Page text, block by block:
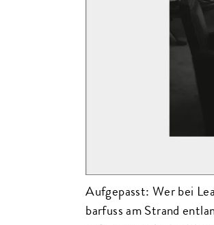
Aufgepasst: Wer bei
barfuss am Strand